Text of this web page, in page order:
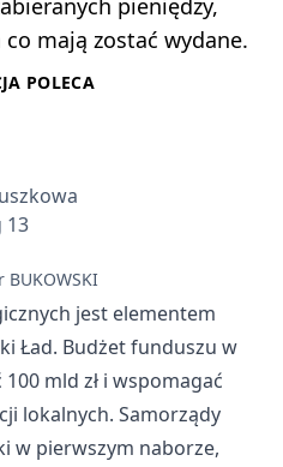
pieniędzy,
mają zostać wydane.
POLECA
BUKOWSKI
jest elementem
Ład. Budżet funduszu w
mld zł i wspomagać
lokalnych. Samorządy
w pierwszym naborze,